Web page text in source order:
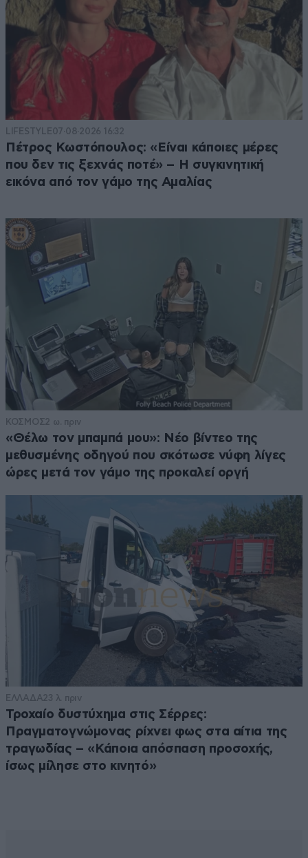
LIFESTYLE07·08·2026 16:32
Πέτρος Κωστόπουλος: «Είναι κάποιες μέρες
που δεν τις ξεχνάς ποτέ» – Η συγκινητική
εικόνα από τον γάμο της Αμαλίας
ΚΟΣΜΟΣ2 ω. πριν
«Θέλω τον μπαμπά μου»: Νέο βίντεο της
μεθυσμένης οδηγού που σκότωσε νύφη λίγες
ώρες μετά τον γάμο της προκαλεί οργή
ΕΛΛΑΔΑ23 λ. πριν
Τροχαίο δυστύχημα στις Σέρρες:
Πραγματογνώμονας ρίχνει φως στα αίτια της
τραγωδίας – «Κάποια απόσπαση προσοχής,
ίσως μίλησε στο κινητό»